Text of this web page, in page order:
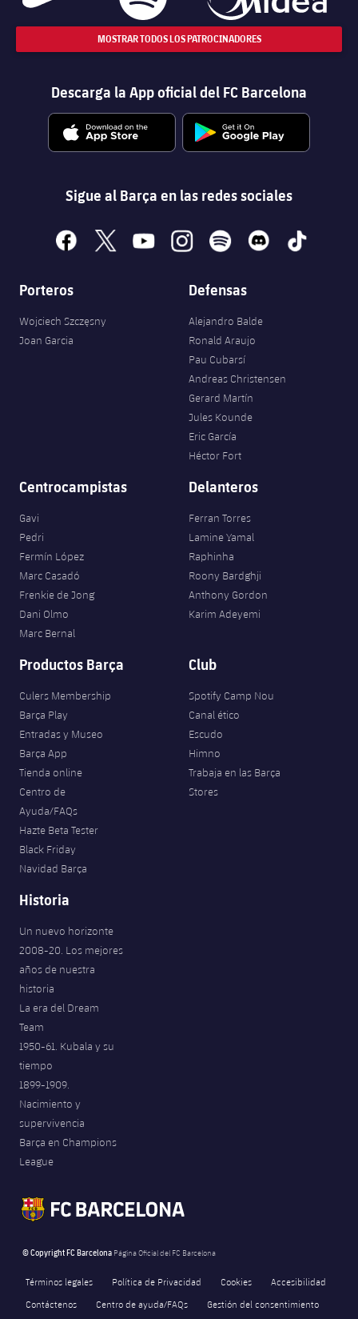
MOSTRAR TODOS LOS PATROCINADORES
Descarga la App oficial del FC Barcelona
Sigue al Barça en las redes sociales
facebook
x youtubeinstagramspotify discord tiktok
Porteros
Wojciech Szczęsny
Joan Garcia
Defensas
Alejandro Balde
Ronald Araujo
Pau Cubarsí
Andreas Christensen
Gerard Martín
Jules Kounde
Eric García
Héctor Fort
Centrocampistas
Gavi
Pedri
Fermín López
Marc Casadó
Frenkie de Jong
Dani Olmo
Marc Bernal
Delanteros
Ferran Torres
Lamine Yamal
Raphinha
Roony Bardghji
Anthony Gordon
Karim Adeyemi
Productos Barça
Culers Membership
Barça Play
Entradas y Museo
Barça App
Tienda online
Centro de
Ayuda/FAQs
Hazte Beta Tester
Black Friday
Navidad Barça
Club
Spotify Camp Nou
Canal ético
Escudo
Himno
Trabaja en las Barça
Stores
Historia
Un nuevo horizonte
2008-20. Los mejores
años de nuestra
historia
La era del Dream
Team
1950-61. Kubala y su
tiempo
1899-1909.
Nacimiento y
supervivencia
Barça en Champions
League
© Copyright FC Barcelona Página Oficial del FC Barcelona
Términos legales Política de Privacidad Cookies
Accesibilidad
Contáctenos
Centro de ayuda/FAQs Gestión del consentimiento